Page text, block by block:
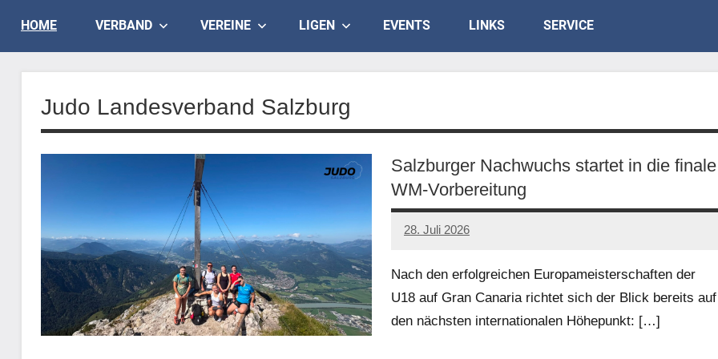
content
Judo
Landesverband
Salzburg
HOME VERBAND VEREINE LIGEN EVENTS LINKS SERVICE
Judo Landesverband Salzburg
Salzburger Nachwuchs startet in die finale
WM-Vorbereitung
28. Juli 2026
Nach den erfolgreichen Europameisterschaften der
U18 auf Gran Canaria richtet sich der Blick bereits auf
den nächsten internationalen Höhepunkt: […]